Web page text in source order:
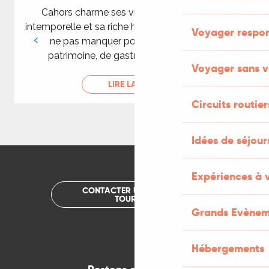
Voyager
Voyager sans
Circuits
Idées de
Expériences à
Grands
Hébergements
Cahors charme ses visiteurs par sa beauté
intemporelle et sa riche histoire. Une destination à
ne pas manquer pour les amoureux de
patrimoine, de gastronomie et d’art de...
LIRE LA SUITE
CONTACTER UN OFFICE DE
TOURISME